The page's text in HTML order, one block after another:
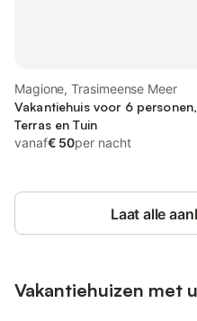
Magione, Trasimeense Meer
Vakantiehuis voor 6
Terras en Tuin
vanaf€ 50per nacht
Laat alle
Vakantiehuizen met